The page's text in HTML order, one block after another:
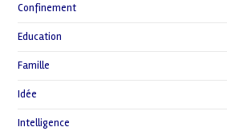
Confinement
Education
Famille
Idée
Intelligence